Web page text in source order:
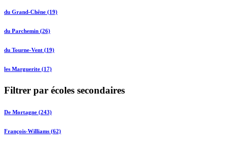
du Grand-Chêne (19)
du Parchemin (26)
du Tourne-Vent (19)
les Marguerite (17)
Filtrer par écoles secondaires
De Mortagne (243)
François-Williams (62)